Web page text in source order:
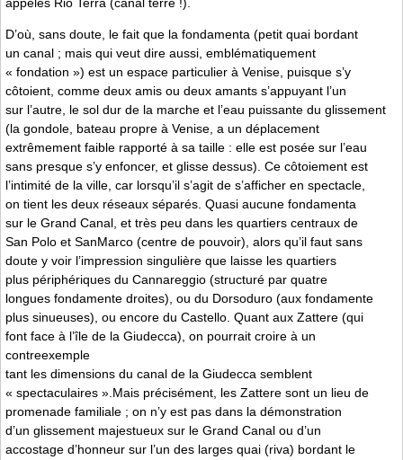
D’où, sans doute, le fait que la fondamenta (petit quai bordant
un canal ; mais qui veut dire aussi, emblématiquement
« fondation ») est un espace particulier à Venise, puisque s’y
côtoient, comme deux amis ou deux amants s’appuyant l’un
sur l’autre, le sol dur de la marche et l’eau puissante du glissement
(la gondole, bateau propre à Venise, a un déplacement
extrêmement faible rapporté à sa taille : elle est posée sur l’eau
sans presque s’y enfoncer, et glisse dessus). Ce côtoiement est
l’intimité de la ville, car lorsqu’il s’agit de s’afficher en spectacle,
on tient les deux réseaux séparés. Quasi aucune fondamenta
sur le Grand Canal, et très peu dans les quartiers centraux de
San Polo et SanMarco (centre de pouvoir), alors qu’il faut sans
doute y voir l’impression singulière que laisse les quartiers
plus périphériques du Cannareggio (structuré par quatre
longues fondamente droites), ou du Dorsoduro (aux fondamente
plus sinueuses), ou encore du Castello. Quant aux Zattere (qui
font face à l’île de la Giudecca), on pourrait croire à un
contreexemple
tant les dimensions du canal de la Giudecca semblent
« spectaculaires ».Mais précisément, les Zattere sont un lieu de
promenade familiale ; on n’y est pas dans la démonstration
d’un glissement majestueux sur le Grand Canal ou d’un
accostage d’honneur sur l’un des larges quai (riva) bordant le